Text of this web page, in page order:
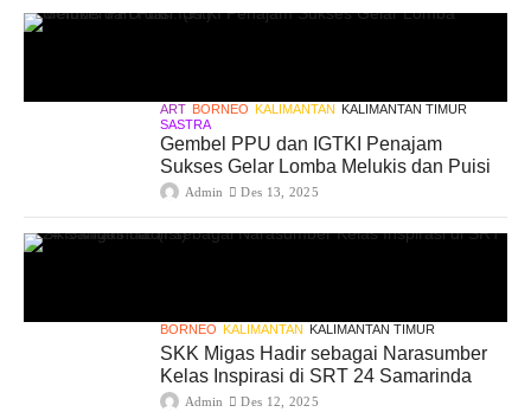
ART BORNEO KALIMANTAN KALIMANTAN TIMUR
SASTRA
Gembel PPU dan IGTKI Penajam
Sukses Gelar Lomba Melukis dan Puisi
Admin Des 13, 2025
BORNEO KALIMANTAN KALIMANTAN TIMUR
SKK Migas Hadir sebagai Narasumber
Kelas Inspirasi di SRT 24 Samarinda
Admin Des 12, 2025